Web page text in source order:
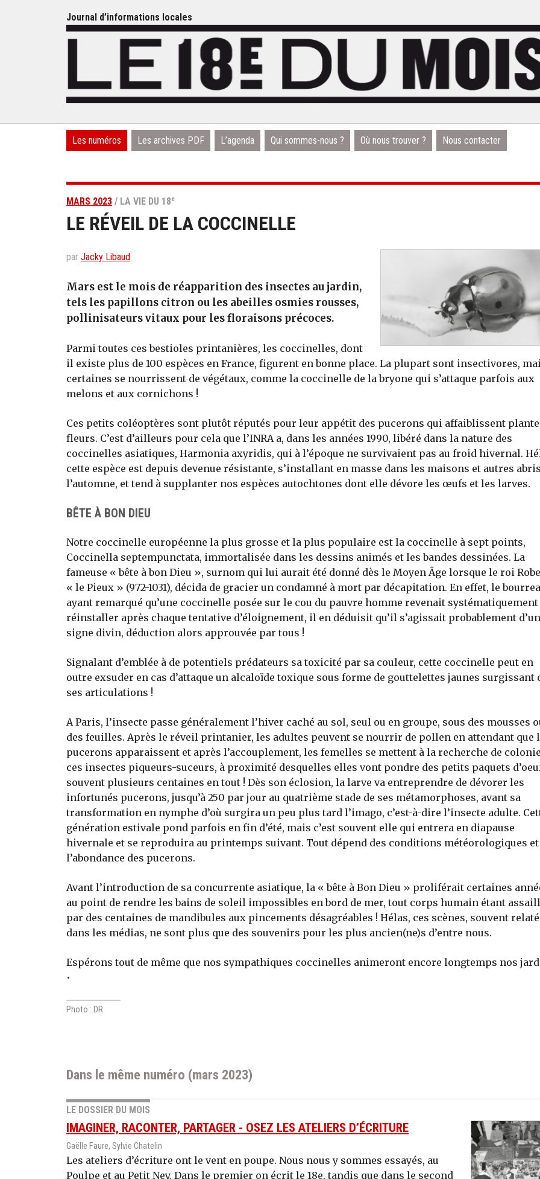
Journal d’informations locales
Les numéros Les archives PDF L’agenda Qui sommes-nous ? Où nous trouver ? Nous contacter
MARS 2023 / LA VIE DU 18e
LE RÉVEIL DE LA COCCINELLE
par Jacky Libaud
Mars est le mois de réapparition des insectes au jardin,
tels les papillons citron ou les abeilles osmies rousses,
pollinisateurs vitaux pour les floraisons précoces.
Parmi toutes ces bestioles printanières, les coccinelles, dont
il existe plus de 100 espèces en France, figurent en bonne place. La plupart sont insectivores,
certaines se nourrissent de végétaux, comme la coccinelle de la bryone qui s’attaque parfois aux
melons et aux cornichons !
Ces petits coléoptères sont plutôt réputés pour leur appétit des pucerons qui affaiblissent
fleurs. C’est d’ailleurs pour cela que l’INRA a, dans les années 1990, libéré dans la nature des
coccinelles asiatiques, Harmonia axyridis, qui à l’époque ne survivaient pas au froid hivernal.
cette espèce est depuis devenue résistante, s’installant en masse dans les maisons et autres
l’automne, et tend à supplanter nos espèces autochtones dont elle dévore les œufs et les larves.
BÊTE À BON DIEU
Notre coccinelle européenne la plus grosse et la plus populaire est la coccinelle à sept points,
Coccinella septempunctata, immortalisée dans les dessins animés et les bandes dessinées. La
fameuse « bête à bon Dieu », surnom qui lui aurait été donné dès le Moyen Âge lorsque le roi
« le Pieux » (972-1031), décida de gracier un condamné à mort par décapitation. En effet, le
ayant remarqué qu’une coccinelle posée sur le cou du pauvre homme revenait systématiquement
réinstaller après chaque tentative d’éloignement, il en déduisit qu’il s’agissait probablement d’un
signe divin, déduction alors approuvée par tous !
Signalant d’emblée à de potentiels prédateurs sa toxicité par sa couleur, cette coccinelle peut en
outre exsuder en cas d’attaque un alcaloïde toxique sous forme de gouttelettes jaunes surgissant
ses articulations !
A Paris, l’insecte passe généralement l’hiver caché au sol, seul ou en groupe, sous des mousses
des feuilles. Après le réveil printanier, les adultes peuvent se nourrir de pollen en attendant que
pucerons apparaissent et après l’accouplement, les femelles se mettent à la recherche de
ces insectes piqueurs-suceurs, à proximité desquelles elles vont pondre des petits paquets
souvent plusieurs centaines en tout ! Dès son éclosion, la larve va entreprendre de dévorer les
infortunés pucerons, jusqu’à 250 par jour au quatrième stade de ses métamorphoses, avant sa
transformation en nymphe d’où surgira un peu plus tard l’imago, c’est-à-dire l’insecte adulte.
génération estivale pond parfois en fin d’été, mais c’est souvent elle qui entrera en diapause
hivernale et se reproduira au printemps suivant. Tout dépend des conditions météorologiques et
l’abondance des pucerons.
Avant l’introduction de sa concurrente asiatique, la « bête à Bon Dieu » proliférait certaines
au point de rendre les bains de soleil impossibles en bord de mer, tout corps humain étant
par des centaines de mandibules aux pincements désagréables ! Hélas, ces scènes, souvent
dans les médias, ne sont plus que des souvenirs pour les plus ancien(ne)s d’entre nous.
Espérons tout de même que nos sympathiques coccinelles animeront encore longtemps nos
•
Photo : DR
Dans le même numéro (mars 2023)
LE DOSSIER DU MOIS
IMAGINER, RACONTER, PARTAGER - OSEZ LES ATELIERS D’ÉCRITURE
Gaëlle Faure, Sylvie Chatelin
Les ateliers d’écriture ont le vent en poupe. Nous nous y sommes essayés, au
Poulpe et au Petit Ney. Dans le premier on écrit le 18e, tandis que dans le second